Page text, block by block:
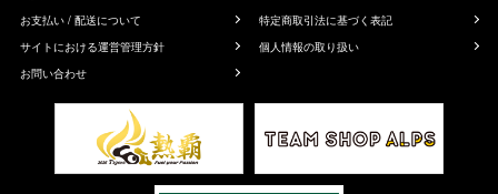
お支払い / 配送について
特定商取引法に基づく表記
サイトにおける運営管理方針
個人情報の取り扱い
お問い合わせ